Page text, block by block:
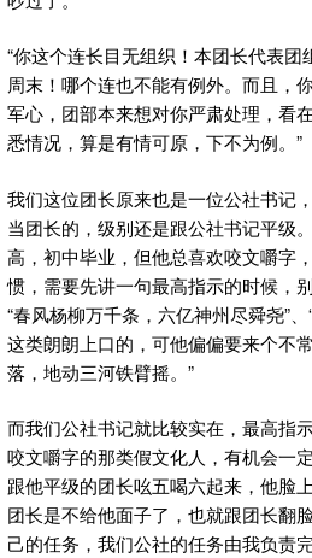
“你这个连长目无组织！本团长代表
周末！哪个连也不能有例外。而且，
军心，团部本来想对你严肃处理，看
悉情况，算是有情可原，下不为例。”
我们这位团长原来也是一位公社书记
当团长的，级别还是跟公社书记平级
高，初中毕业，但他总喜欢咬文嚼字
惯，需要先讲一句最高指示的时候，
“春风杨柳万千条，六亿神州尽舜尧”
这类朗朗上口的，可他偏偏要来个不
落，地动三河铁臂摇。”
而我们公社书记就比较实在，最高指
咬文嚼字的那类假文化人，有机会一
跟他平级的团长吆五喝六起来，他脸
团长是不给他面子了，也就跟团长翻
己的任务，我们公社的任务由我负责